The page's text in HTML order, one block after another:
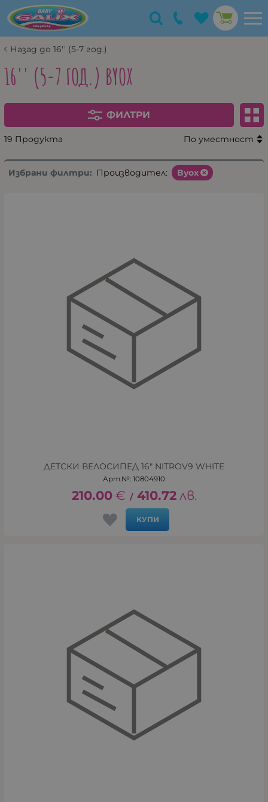
Назад до 16'' (5-7 год.)
16'' (5-7 ГОД.) BYOX
ФИЛТРИ
19 Продукта По уместност
Избрани филтри: Производител: Byox
ДЕТСКИ ВЕЛОСИПЕД 16" NITROV9 WHITE
Арт.№: 10804910
210.00 € / 410.72 лв.
КУПИ